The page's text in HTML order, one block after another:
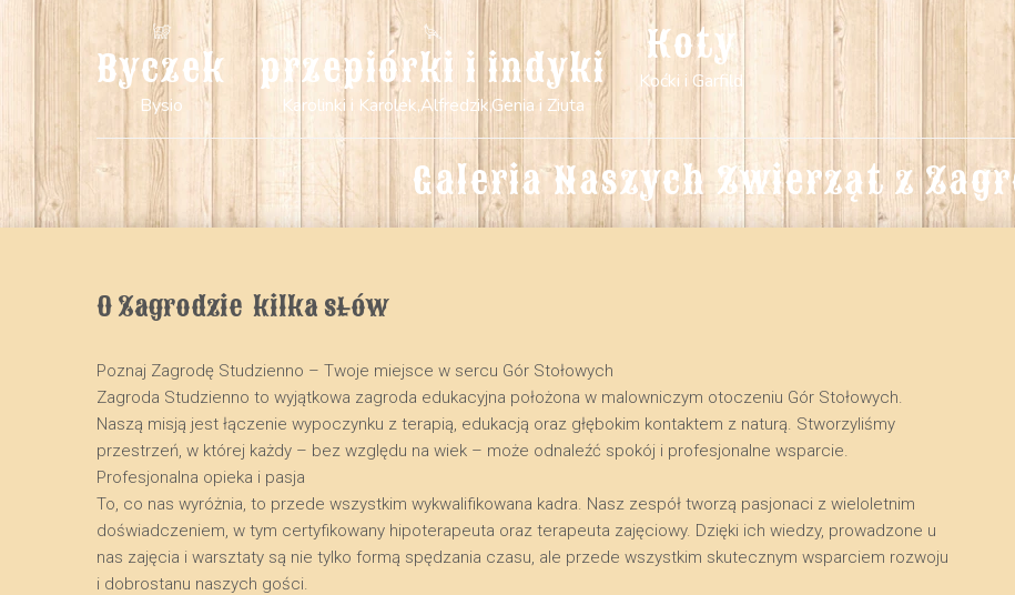
Byczek
Bysio
przepiórki i indyki
Karolinki i Karolek,Alfredzik,Genia i Ziuta
Koty
Koćki i Garfild
Galeria Naszych Zwierząt z
O Zagrodzie  kilka słów
Poznaj Zagrodę Studzienno – Twoje miejsce w sercu Gór Stołowych
​Zagroda Studzienno to wyjątkowa zagroda edukacyjna położona w malowniczym otoczeniu Gór Stołowych.
Naszą misją jest łączenie wypoczynku z terapią, edukacją oraz głębokim kontaktem z naturą. Stworzyliśmy
przestrzeń, w której każdy – bez względu na wiek – może odnaleźć spokój i profesjonalne wsparcie.
​Profesjonalna opieka i pasja
​To, co nas wyróżnia, to przede wszystkim wykwalifikowana kadra. Nasz zespół tworzą pasjonaci z wieloletnim
doświadczeniem, w tym certyfikowany hipoterapeuta oraz terapeuta zajęciowy. Dzięki ich wiedzy, prowadzone u
nas zajęcia i warsztaty są nie tylko formą spędzania czasu, ale przede wszystkim skutecznym wsparciem rozwoju
i dobrostanu naszych gości.